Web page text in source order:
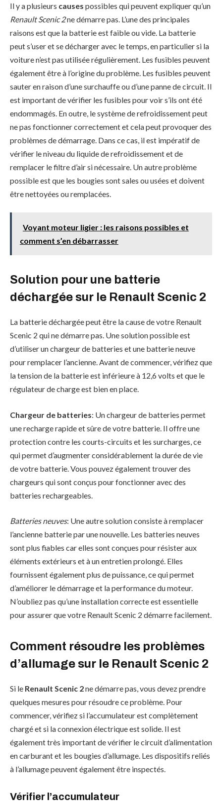
Il y a plusieurs causes possibles qui peuvent expliquer qu’un
Renault Scenic 2ne démarre pas. L’une des principales
raisons est que la batterie est faible ou vide. La batterie
peut s’user et se décharger avec le temps, en particulier si la
voiture n’est pas utilisée régulièrement. Les fusibles peuvent
également être à l’origine du problème. Les fusibles peuvent
sauter en raison d’une surchauffe ou d’une panne de circuit. Il
est important de vérifier les fusibles pour voir s’ils ont été
endommagés. En outre, le système de refroidissement peut
ne pas fonctionner correctement et cela peut provoquer des
problèmes de démarrage. Dans ce cas, il est impératif de
vérifier le niveau du liquide de refroidissement et de
remplacer le filtre d’air si nécessaire. Un autre problème
possible est que les bougies sont sales ou usées et doivent
être nettoyées ou remplacées.
Voyant moteur ligier : les raisons possibles et
comment s’en débarrasser
Solution pour une batterie
déchargée sur le Renault Scenic 2
La batterie déchargée peut être la cause de votre Renault
Scenic 2 qui ne démarre pas. Une solution possible est
d’utiliser un chargeur de batteries et une batterie neuve
pour remplacer l’ancienne. Avant de commencer, vérifiez que
la tension de la batterie est inférieure à 12,6 volts et que le
régulateur de charge est bien en place.
Chargeur de batteries: Un chargeur de batteries permet
une recharge rapide et sûre de votre batterie. Il offre une
protection contre les courts-circuits et les surcharges, ce
qui permet d’augmenter considérablement la durée de vie
de votre batterie. Vous pouvez également trouver des
chargeurs qui sont conçus pour fonctionner avec des
batteries rechargeables.
Batteries neuves: Une autre solution consiste à remplacer
l’ancienne batterie par une nouvelle. Les batteries neuves
sont plus fiables car elles sont conçues pour résister aux
éléments extérieurs et à un entretien prolongé. Elles
fournissent également plus de puissance, ce qui permet
d’améliorer le démarrage et la performance du moteur.
N’oubliez pas qu’une installation correcte est essentielle
pour assurer que votre Renault Scenic 2 démarre facilement.
Comment résoudre les problèmes
d’allumage sur le Renault Scenic 2
Si le Renault Scenic 2ne démarre pas, vous devez prendre
quelques mesures pour résoudre ce problème. Pour
commencer, vérifiez si l’accumulateur est complètement
chargé et si la connexion électrique est solide. Il est
également très important de vérifier le circuit d’alimentation
en carburant et les bougies d’allumage. Les dispositifs reliés
à l’allumage peuvent également être inspectés.
Vérifier l’accumulateur